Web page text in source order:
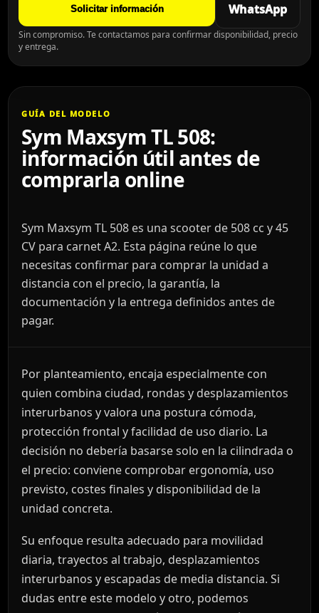
Solicitar información WhatsApp
Sin compromiso. Te contactamos para confirmar disponibilidad, precio
y entrega.
GUÍA DEL MODELO
Sym Maxsym TL 508:
información útil antes de
comprarla online
Sym Maxsym TL 508 es una scooter de 508 cc y 45
CV para carnet A2. Esta página reúne lo que
necesitas confirmar para comprar la unidad a
distancia con el precio, la garantía, la
documentación y la entrega definidos antes de
pagar.
Por planteamiento, encaja especialmente con
quien combina ciudad, rondas y desplazamientos
interurbanos y valora una postura cómoda,
protección frontal y facilidad de uso diario. La
decisión no debería basarse solo en la cilindrada o
el precio: conviene comprobar ergonomía, uso
previsto, costes finales y disponibilidad de la
unidad concreta.
Su enfoque resulta adecuado para movilidad
diaria, trayectos al trabajo, desplazamientos
interurbanos y escapadas de media distancia. Si
dudas entre este modelo y otro, podemos